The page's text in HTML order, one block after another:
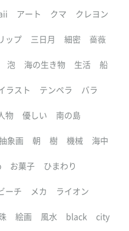
アート クマ クレヨン
ップ 三日月 細密 薔薇
泡 海の生き物 生活 船
ラスト テンペラ バラ
物 優しい 南の島
象画 朝 樹 機械 海中
お菓子 ひまわり
ーチ メカ ライオン
絵画 風水 black city